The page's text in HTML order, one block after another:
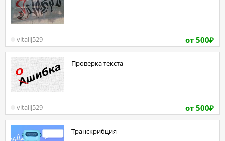
от 500₽
vitalij529
Проверка текста
от 500₽
vitalij529
транскрибция